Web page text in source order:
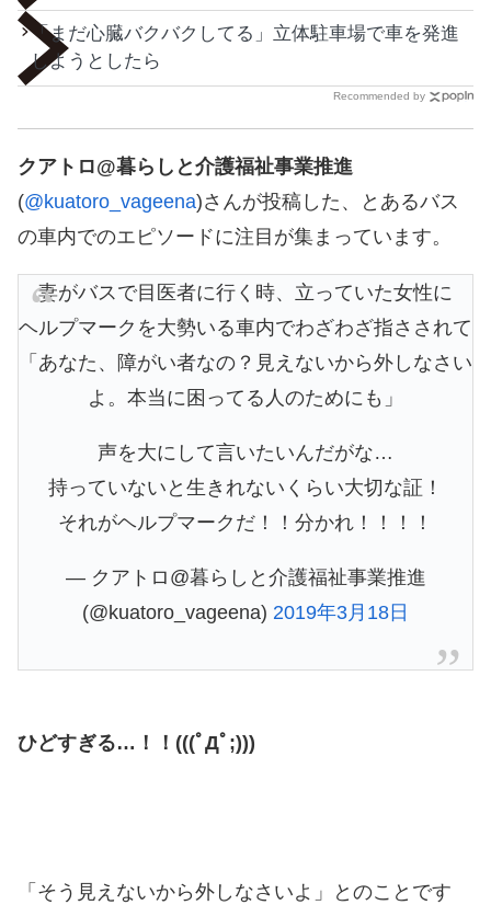
「まだ心臓バクバクしてる」立体駐車場で車を発進
しようとしたら
Recommended by
クアトロ@暮らしと介護福祉事業推進
(@kuatoro_vageena)さんが投稿した、とあるバス
の車内でのエピソードに注目が集まっています。
妻がバスで目医者に行く時、立っていた女性に
ヘルプマークを大勢いる車内でわざわざ指さされて
「あなた、障がい者なの？見えないから外しなさい
よ。本当に困ってる人のためにも」
声を大にして言いたいんだがな…
持っていないと生きれないくらい大切な証！
それがヘルプマークだ！！分かれ！！！！
— クアトロ@暮らしと介護福祉事業推進
(@kuatoro_vageena) 2019年3月18日
ひどすぎる…！！(((ﾟДﾟ;)))
「そう見えないから外しなさいよ」とのことです